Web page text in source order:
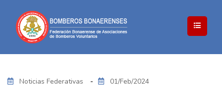
Noticias Federativas 01/Feb/2024